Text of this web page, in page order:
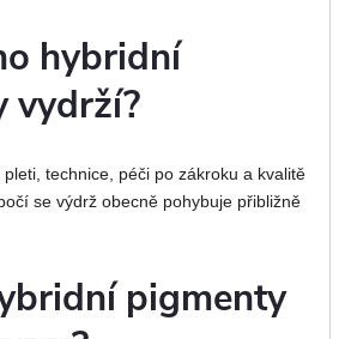
hybridní
vydrží?
technice, péči po zákroku a kvalitě
se výdrž obecně pohybuje přibližně
pigmenty